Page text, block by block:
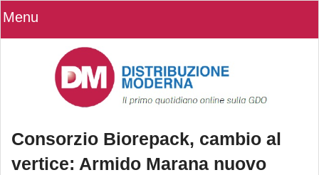
Menu
Consorzio Biorepack, cambio al
vertice: Armido Marana nuovo